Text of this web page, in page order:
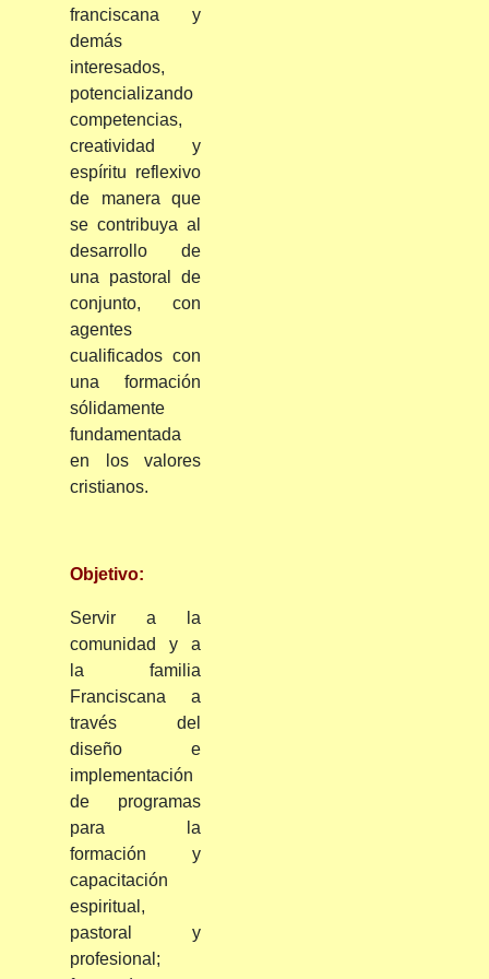
franciscana y
demás
interesados,
potencializando
competencias,
creatividad y
espíritu reflexivo
de manera que
se contribuya al
desarrollo de
una pastoral de
conjunto, con
agentes
cualificados con
una formación
sólidamente
fundamentada
en los valores
cristianos.
Objetivo:
Servir a la
comunidad y a
la familia
Franciscana a
través del
diseño e
implementación
de programas
para la
formación y
capacitación
espiritual,
pastoral y
profesional;